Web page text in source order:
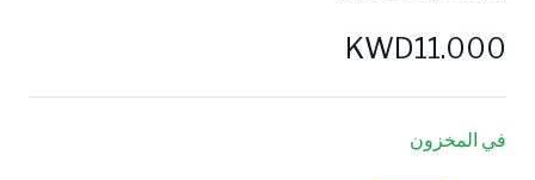
KWD11.000
في المخزون